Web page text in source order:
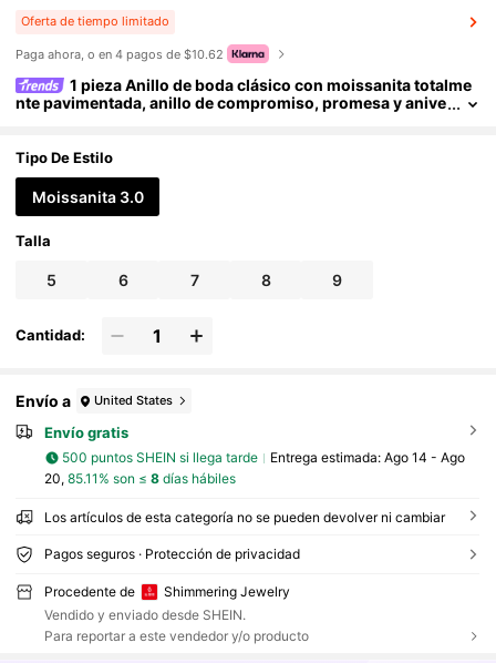
Oferta de tiempo limitado
Paga ahora, o en 4 pagos de $10.62
1 pieza Anillo de boda clásico con moissanita totalme
nte pavimentada, anillo de compromiso, promesa y anive
Tipo De Estilo
Moissanita 3.0
Talla
5 6 7 8 9
Cantidad:
Envío a United States
Envío gratis
500 puntos SHEIN si llega tarde Entrega estimada: Ago 14 - Ago
20, 85.11% son ≤ 8días hábiles
Los artículos de esta categoría no se pueden devolver ni cambiar
Pagos seguros · Protección de privacidad
Procedente de
Shimmering Jewelry
Vendido y enviado desde SHEIN.
Para reportar a este vendedor y/o producto